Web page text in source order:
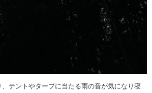
テントやタープに当たる雨の音が気になり寝